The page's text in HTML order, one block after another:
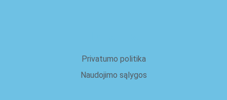
Privatumo politika
Naudojimo sąlygos